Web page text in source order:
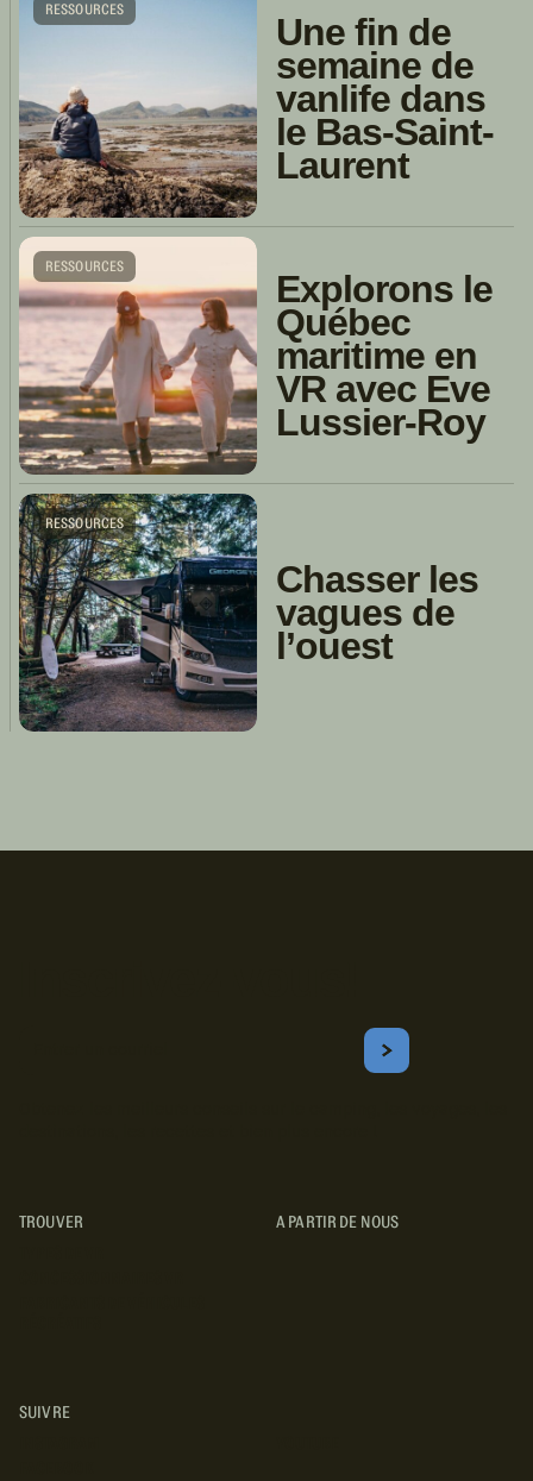
RESSOURCES
Une fin de
semaine de
vanlife dans
le Bas-Saint-
Laurent
RESSOURCES
Explorons le
Québec
maritime en
VR avec Eve
Lussier-Roy
RESSOURCES
Chasser les
vagues de
l’ouest
S'ABONNER
SUIVRE
TROUVER
A PARTIR DE NOUS